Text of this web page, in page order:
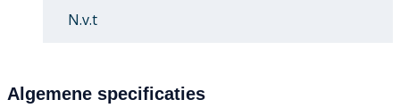
N.v.t
Algemene specificaties